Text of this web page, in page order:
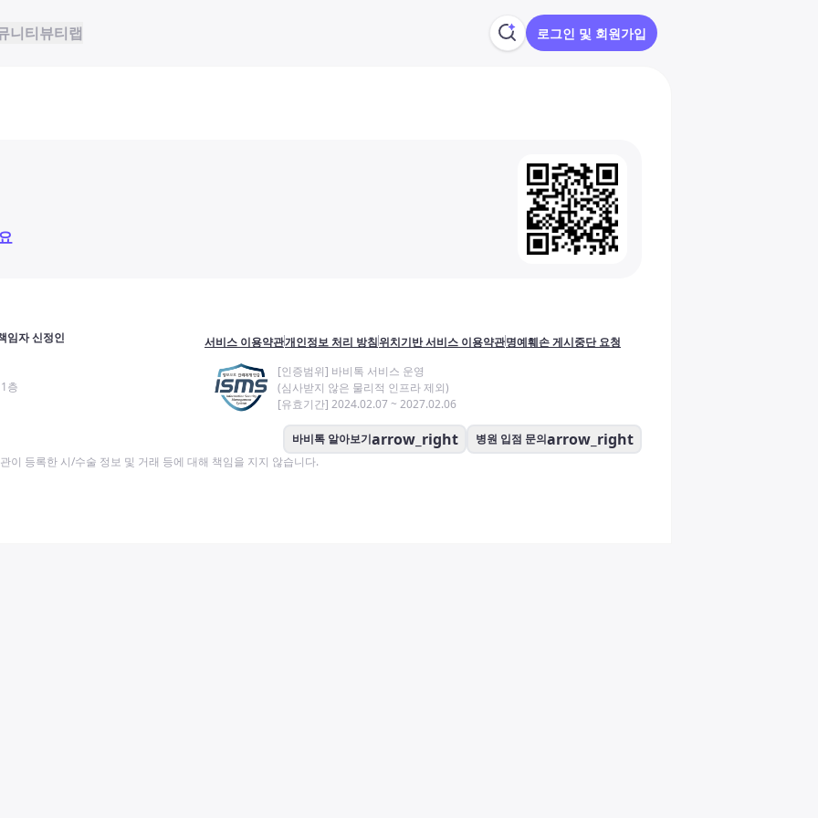
니티뷰티랩 로그인 및 회원가입
임자 신정인
층
서비스 이용약관개인정보 처리 방침위치기반 서비스 이용약관명예훼손 게시중단 요청
[인증범위] 바비톡 서비스 운영
(심사받지 않은 물리적 인프라 제외)
[유효기간] 2024.02.07 ~ 2027.02.06
바비톡 알아보기arrow_right 병원 입점 문의arrow_right
이 등록한 시/수술 정보 및 거래 등에 대해 책임을 지지 않습니다.